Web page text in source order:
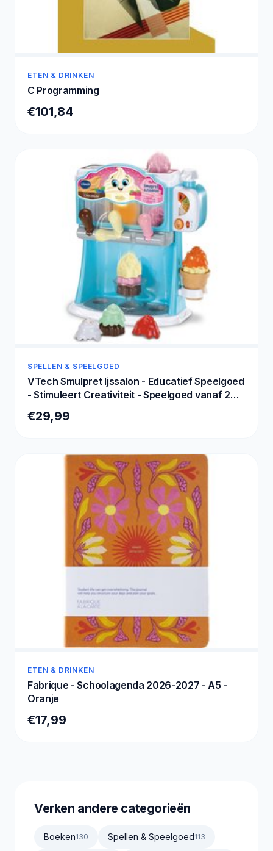
ETEN & DRINKEN
C Programming
€101,84
SPELLEN & SPEELGOED
VTech Smulpret Ijssalon - Educatief Speelgoed
- Stimuleert Creativiteit - Speelgoed vanaf 2
€29,99
ETEN & DRINKEN
Fabrique - Schoolagenda 2026-2027 - A5 -
Oranje
€17,99
Verken andere categorieën
Boeken130 Spellen & Speelgoed113